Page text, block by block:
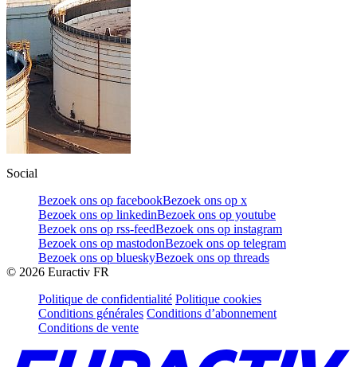
Social
Bezoek ons op facebookBezoek ons op x
Bezoek ons op linkedinBezoek ons op youtube
Bezoek ons op rss-feedBezoek ons op instagram
Bezoek ons op mastodonBezoek ons op telegram
Bezoek ons op blueskyBezoek ons op threads
© 2026 Euractiv FR
Politique de confidentialité Politique cookies
Conditions générales Conditions d’abonnement
Conditions de vente